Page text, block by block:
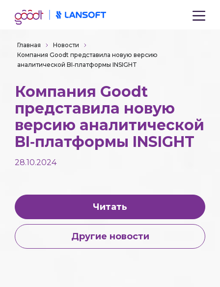
Главная
Новости
Компания Goodt представила новую версию
аналитической BI‑платформы INSIGHT
Компания Goodt
представила новую
версию аналитической
BI‑платформы INSIGHT
28.10.2024
Читать
Другие новости